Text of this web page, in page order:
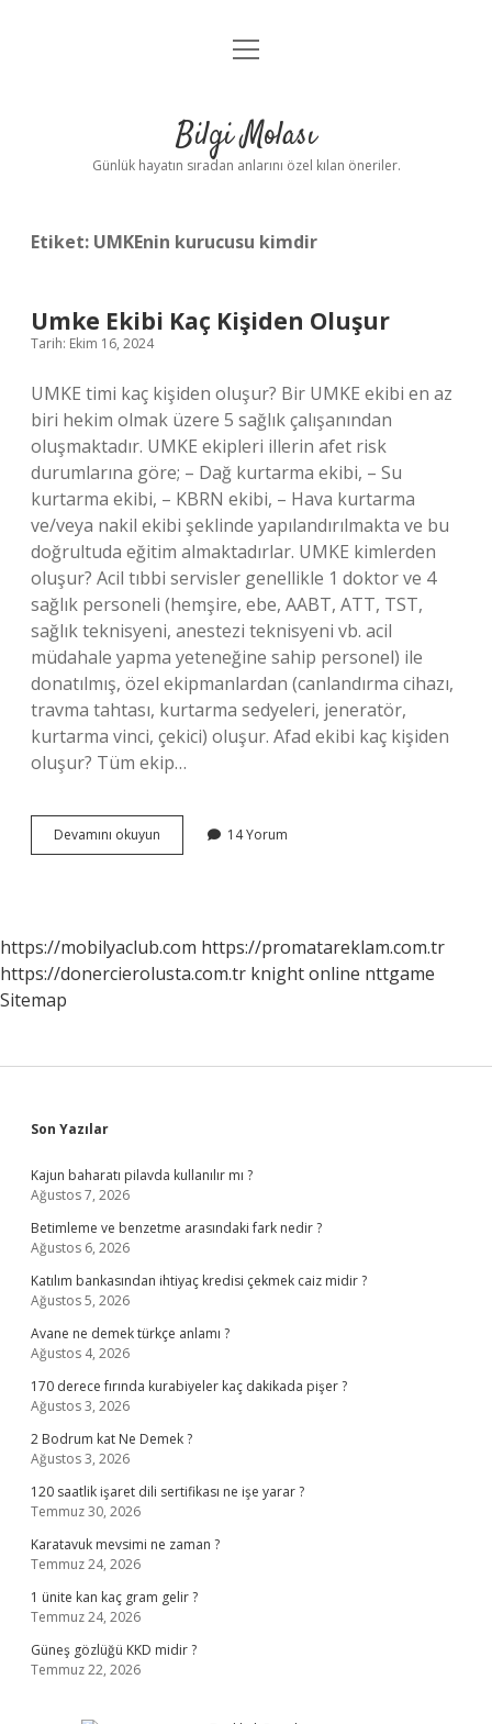
Anasayfa
Yasal Uyarı
menüyü
Bilgi Molası
Günlük hayatın sıradan anlarını özel kılan öneriler.
Etiket: UMKEnin kurucusu kimdir
Umke Ekibi Kaç Kişiden Oluşur
Tarih: Ekim 16, 2024
UMKE timi kaç kişiden oluşur? Bir UMKE ekibi en az
biri hekim olmak üzere 5 sağlık çalışanından
oluşmaktadır. UMKE ekipleri illerin afet risk
durumlarına göre; – Dağ kurtarma ekibi, – Su
kurtarma ekibi, – KBRN ekibi, – Hava kurtarma
ve/veya nakil ekibi şeklinde yapılandırılmakta ve bu
doğrultuda eğitim almaktadırlar. UMKE kimlerden
oluşur? Acil tıbbi servisler genellikle 1 doktor ve 4
sağlık personeli (hemşire, ebe, AABT, ATT, TST,
sağlık teknisyeni, anestezi teknisyeni vb. acil
müdahale yapma yeteneğine sahip personel) ile
donatılmış, özel ekipmanlardan (canlandırma cihazı,
travma tahtası, kurtarma sedyeleri, jeneratör,
kurtarma vinci, çekici) oluşur. Afad ekibi kaç kişiden
oluşur? Tüm ekip…
Devamını okuyun
Ekibi
14 Yorum
https://mobilyaclub.com https://promatareklam.com.tr
https://donercierolusta.com.tr knight online nttgame
Sitemap
Sidebar
Son Yazılar
Kajun baharatı pilavda kullanılır mı ?
Ağustos 7, 2026
Betimleme ve benzetme arasındaki fark nedir ?
Ağustos 6, 2026
Katılım bankasından ihtiyaç kredisi çekmek caiz midir ?
Ağustos 5, 2026
Avane ne demek türkçe anlamı ?
Ağustos 4, 2026
170 derece fırında kurabiyeler kaç dakikada pişer ?
Ağustos 3, 2026
2 Bodrum kat Ne Demek ?
Ağustos 3, 2026
120 saatlik işaret dili sertifikası ne işe yarar ?
Temmuz 30, 2026
Karatavuk mevsimi ne zaman ?
Temmuz 24, 2026
1 ünite kan kaç gram gelir ?
Temmuz 24, 2026
Güneş gözlüğü KKD midir ?
Temmuz 22, 2026